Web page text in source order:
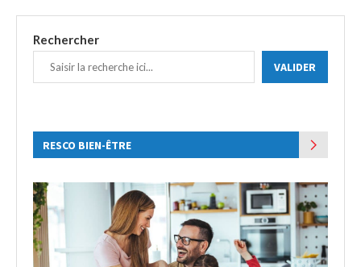
Rechercher
VALIDER
RESCO BIEN-ÊTRE